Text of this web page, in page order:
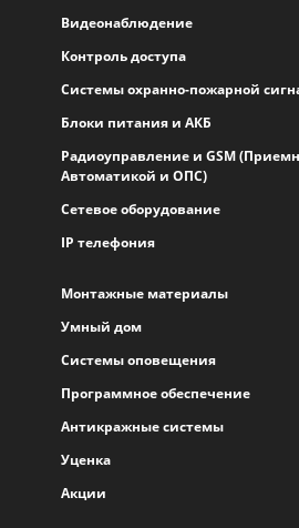
Видеонаблюдение
Контроль доступа
Системы охранно-пожарной
Блоки питания и АКБ
Радиоуправление и GSM
Автоматикой и ОПС)
Сетевое оборудование
IP телефония
Монтажные материалы
Умный дом
Системы оповещения
Программное обеспечение
Антикражные системы
Уценка
Акции